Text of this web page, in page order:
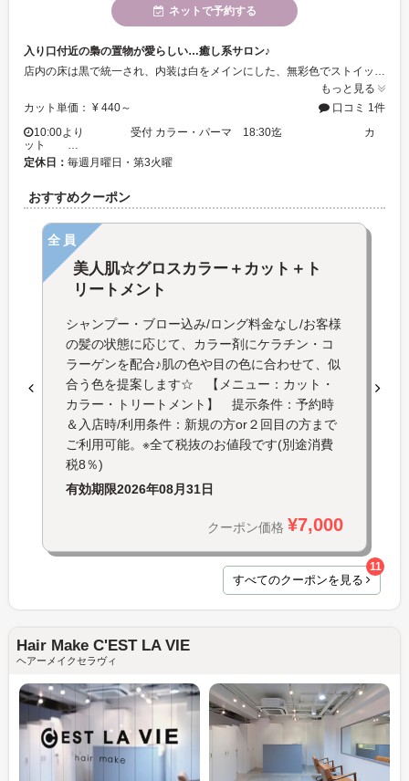
ネットで予約する
入り口付近の梟の置物が愛らしい…癒し系サロン♪
店内の床は黒で統一され、内装は白をメインにした、無彩色でストイックな雰囲気を演出。 スタッフとお客様の笑顔溢れる空間となっており、リラックスできる環境は居心地抜群！！ サロンだけでなく、心の憩いの場としても活用してみてください♪
もっと見る
カット単価： ¥ 440～
口コミ 1件
10:00より 受付 カラー・パーマ 18:30迄 カ
ット …
定休日： 毎週月曜日・第3火曜
おすすめクーポン
全員
美人肌☆グロスカラー＋カット＋ト
リートメント
シャンプー・ブロー込み/ロング料金なし/お客様
の髪の状態に応じて、カラー剤にケラチン・コ
ラーゲンを配合♪肌の色や目の色に合わせて、似
合う色を提案します☆ 【メニュー：カット・
カラー・トリートメント】 提示条件：予約時
＆入店時/利用条件：新規の方or２回目の方まで
ご利用可能。※全て税抜のお値段です(別途消費
税8％)
有効期限2026年08月31日
クーポン価格 ¥7,000
すべてのクーポンを見る
11
Hair Make C'EST LA VIE
ヘアーメイクセラヴィ